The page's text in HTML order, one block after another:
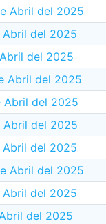
Abril del 2025
del 2025
del 2025
Abril del 2025
Abril del 2025
Abril del 2025
del 2025
Abril del 2025
del 2025
del 2025